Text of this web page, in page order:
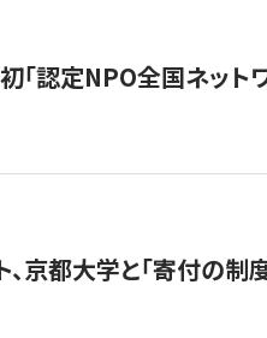
認定NPO全国ネット
、京都大学と「寄付の